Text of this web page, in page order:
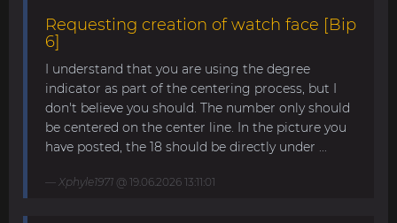
Requesting creation of watch face [Bip
6]
I understand that you are using the degree
indicator as part of the centering process, but I
don't believe you should. The number only should
be centered on the center line. In the picture you
have posted, the 18 should be directly under ...
Xphyle1971 @ 19.06.2026 13:11:01